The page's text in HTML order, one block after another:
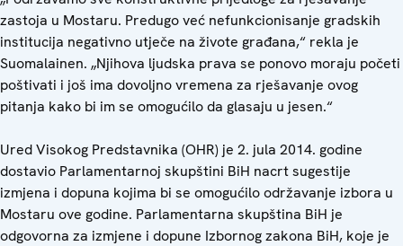
zastoja u Mostaru. Predugo već nefunkcionisanje gradskih
institucija negativno utječe na živote građana,“ rekla je
Suomalainen. „Njihova ljudska prava se ponovo moraju početi
poštivati i još ima dovoljno vremena za rješavanje ovog
pitanja kako bi im se omogućilo da glasaju u jesen.“
Ured Visokog Predstavnika (OHR) je 2. jula 2014. godine
dostavio Parlamentarnoj skupštini BiH nacrt sugestije
izmjena i dopuna kojima bi se omogućilo održavanje izbora u
Mostaru ove godine. Parlamentarna skupština BiH je
odgovorna za izmjene i dopune Izbornog zakona BiH, koje je